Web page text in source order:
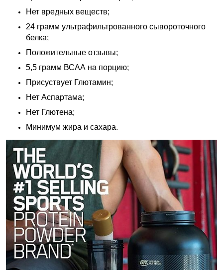
Нет вредных веществ;
24 грамм ультрафильтрованного сывороточного
белка;
Положительные отзывы;
5,5 грамм ВСАА на порцию;
Присуствует Глютамин;
Нет Аспартама;
Нет Глютена;
Минимум жира и сахара.